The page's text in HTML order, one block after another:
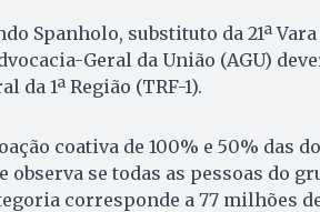
Spanholo, substituto da 21ª
Geral da União (AGU)
da 1ª Região (TRF-1).
coativa de 100% e 50% das
observa se todas as pessoas do
corresponde a 77 milhões